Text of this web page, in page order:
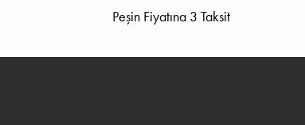
Peşin Fiyatına 3 Taksit